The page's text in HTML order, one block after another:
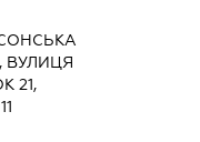
ВУЛИЦЯ
21,